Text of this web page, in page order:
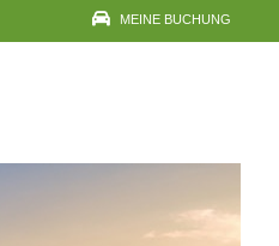
MEINE BUCHUNG